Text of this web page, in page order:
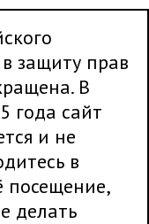
защиту прав
В
года сайт
и не
в
посещение,
делать